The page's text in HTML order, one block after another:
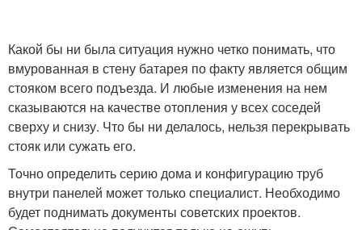
Какой бы ни была ситуация нужно четко понимать, что
вмурованная в стену батарея по факту является общим
стояком всего подъезда. И любые изменения на нем
сказываются на качестве отопления у всех соседей
сверху и снизу. Что бы ни делалось, нельзя перекрывать
стояк или сужать его.
Точно определить серию дома и конфигурацию труб
внутри панелей может только специалист. Необходимо
будет поднимать документы советских проектов.